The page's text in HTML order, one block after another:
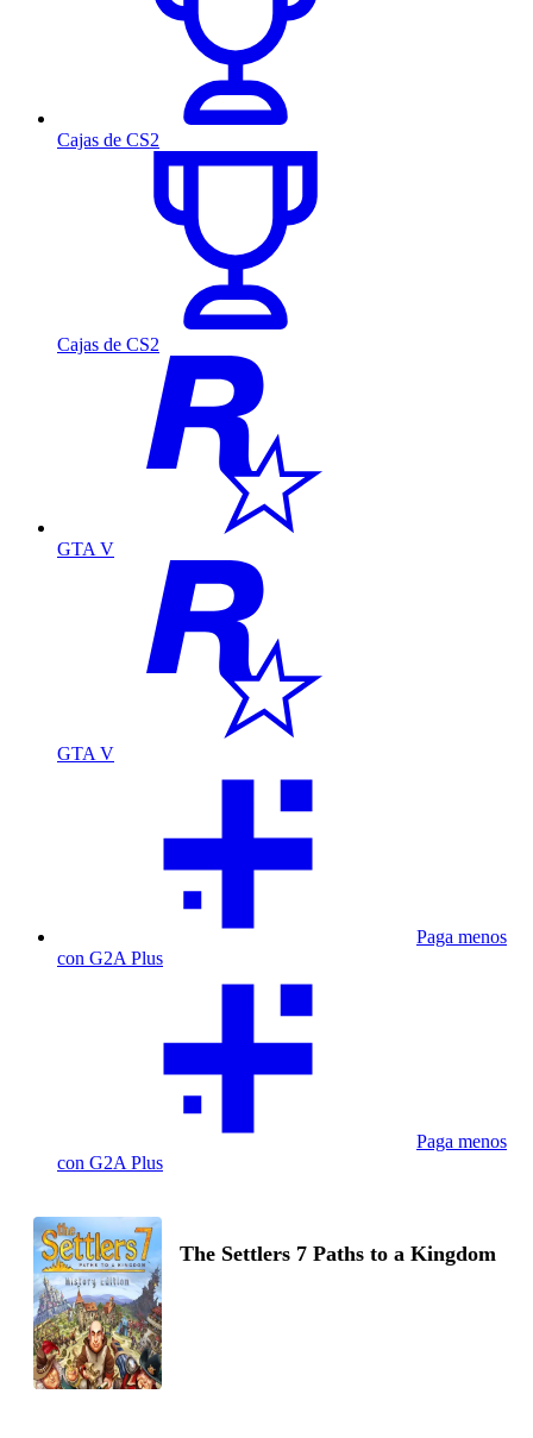
Cajas de CS2
Cajas de CS2
GTA V
GTA V
Paga menos
con G2A Plus
Paga menos
con G2A Plus
The Settlers 7 Paths to a Kingdom